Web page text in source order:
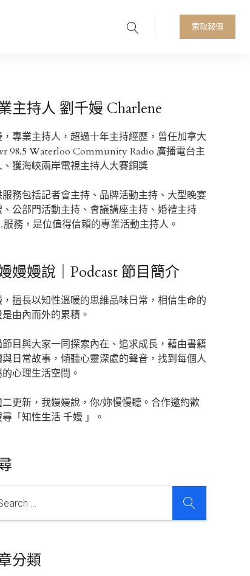
Search
索取報價
主持人 劉千嫚 Charlene
專業主持人，超過十年主持經歷，曾任加拿大
98.5 Waterloo Community Radio 廣播電台主
獲海峽兩岸電視主持人大賽銅獎
務包括記者會主持、品牌活動主持、大型晚宴
公部門活動主持、會議講座主持、婚禮主持
務，是位值得信賴的專業活動主持人。
嫚嫚說｜Podcast 節目簡介
擅長以知性溫暖的思維品味日常，相信生命的
由內而外的累積。
目與大家一同探索內在、追求成長，藉由書籍
日常故事，傾聽心靈深處的聲音，找到每個人
心理生活空間。
更新，我嫚嫚說，你/妳慢慢聽。合作邀約歡
「知性生活 千嫚 」。
分類